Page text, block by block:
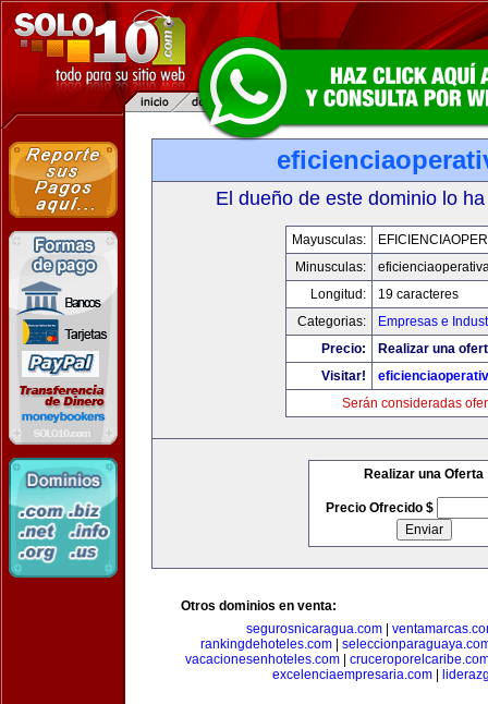
El dueño de este dominio lo
Mayusculas:
Minusculas:
Longitud:
19 caracteres
Categorias:
Empresas e
Precio:
Realizar una
Visitar!
Serán consideradas
Realizar una Oferta
Precio Ofrecido $
Otros dominios en venta:
segurosnicaragua.com
rankingdehoteles.com|
vacacionesenhoteles.com
excelenciaempresaria.com